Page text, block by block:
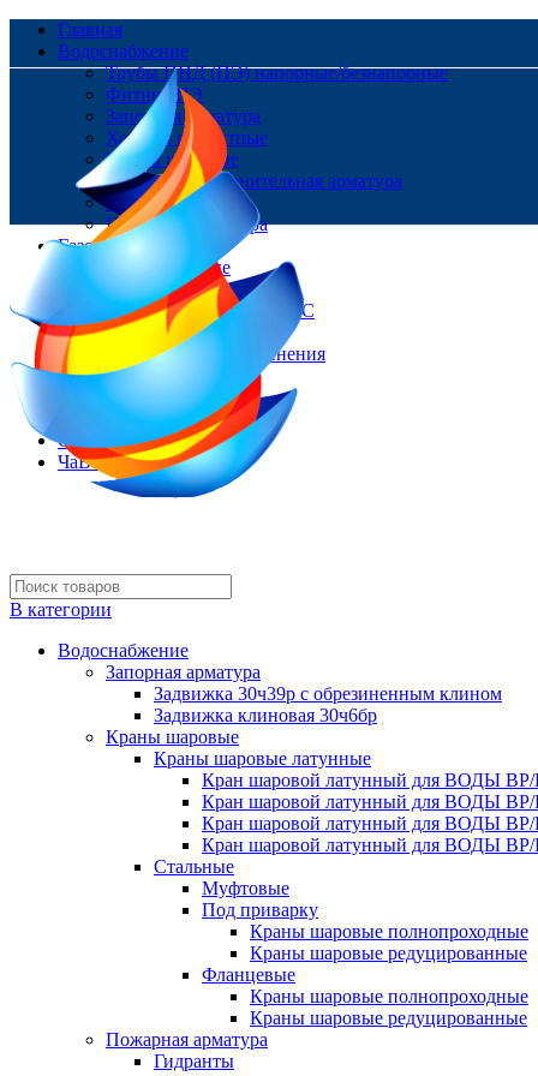
Главная
Водоснабжение
Трубы ПНД (ПЭ) напорные/безнапорные
Фитинг ПЭ
Запорная арматура
Хомуты ремонтные
Краны шаровые
Ремонтно-соединительная арматура
Фланцы
Пожарная арматура
Газоснабжение
Трубы Газовые
Фитинг ПЭ
Цокольные вводы/НСПС
Краны шаровые
Изолирующие соединения
Контакты
Доставка и оплата
Статьи
ЧаВо
В категории
Водоснабжение
Запорная арматура
Задвижка 30ч39р с обрезиненным клином
Задвижка клиновая 30ч6бр
Краны шаровые
Краны шаровые латунные
Кран шаровой латунный для ВОДЫ
Кран шаровой латунный для ВОДЫ
Кран шаровой латунный для ВОДЫ
Кран шаровой латунный для ВОДЫ
Стальные
Муфтовые
Под приварку
Краны шаровые полнопроходные
Краны шаровые редуцированные
Фланцевые
Краны шаровые полнопроходные
Краны шаровые редуцированные
Пожарная арматура
Гидранты